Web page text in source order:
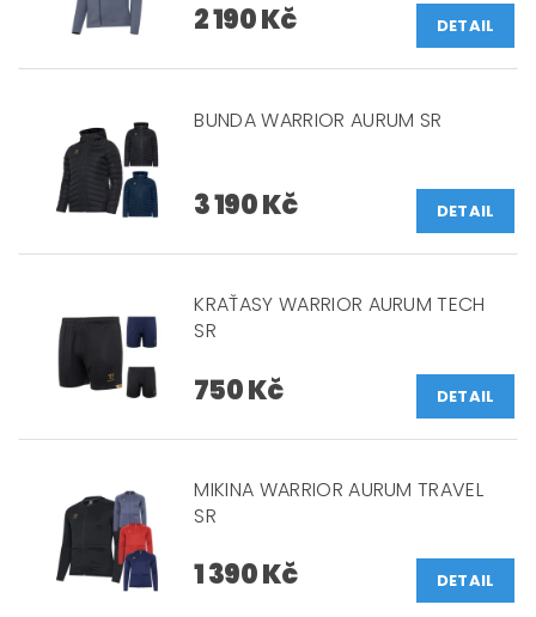
2 190 Kč DETAIL
BUNDA WARRIOR AURUM SR
3 190 Kč DETAIL
KRAŤASY WARRIOR AURUM TECH
SR
750 Kč DETAIL
MIKINA WARRIOR AURUM TRAVEL
SR
1 390 Kč DETAIL